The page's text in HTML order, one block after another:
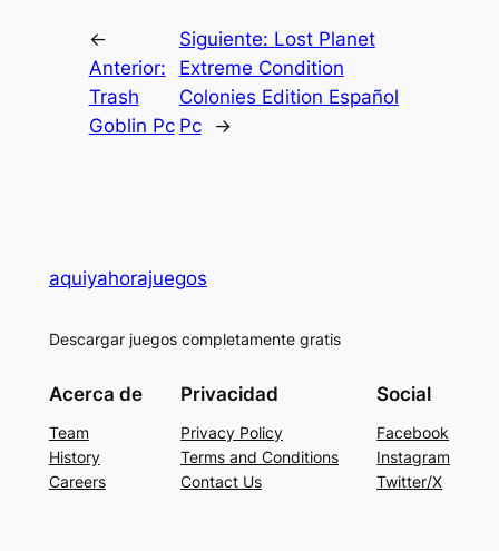
←
Anterior:
Trash
Goblin Pc
Siguiente: Lost Planet
Extreme Condition
Colonies Edition Español
Pc
→
aquiyahorajuegos
Descargar juegos completamente gratis
Acerca de
Team
History
Careers
Privacidad
Privacy Policy
Terms and Conditions
Contact Us
Social
Facebook
Instagram
Twitter/X